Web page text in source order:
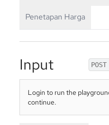
Penetapan Harga
Input
Login to run the
continue.